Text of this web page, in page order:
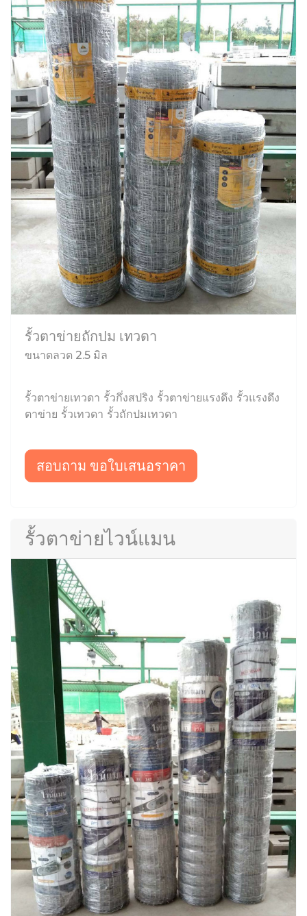
รั้วตาข่ายถักปม เทวดา
ขนาดลวด 2.5 มิล
รั้วตาข่ายเทวดา รั้วกึ่งสปริง รั้วตาข่ายแรงดึง รั้วแรงดึง
ตาข่าย รั้วเทวดา รั้วถักปมเทวดา
สอบถาม ขอใบเสนอราคา
รั้วตาข่ายไวน์แมน